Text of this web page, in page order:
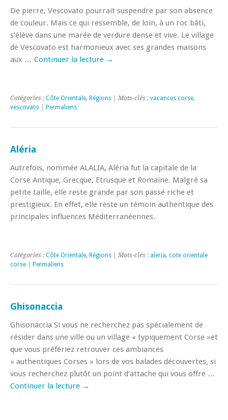
De pierre, Vescovato pourrait suspendre par son absence
de couleur. Mais ce qui ressemble, de loin, à un roc bâti,
s’élève dans une marée de verdure dense et vive. Le village
de Vescovato est harmonieux avec ses grandes maisons
aux … Continuer la lecture →
Catégories : Côte Orientale, Régions | Mots-clés : vacances corse,
vescovato
Permaliens
Aléria
Autrefois, nommée ALALIA, Aléria fut la capitale de la
Corse Antique, Grecque, Etrusque et Romaine. Malgré sa
petite taille, elle reste grande par son passé riche et
prestigieux. En effet, elle reste un témoin authentique des
principales influences Méditerranéennes.
Catégories : Côte Orientale, Régions | Mots-clés : aleria, cote orientale
corse
Permaliens
Ghisonaccia
Ghisonaccia Si vous ne recherchez pas spécialement de
résider dans une ville ou un village « typiquement Corse »et
que vous préfériez retrouver ces ambiances
« authentiques Corses » lors de vos balades découvertes, si
vous recherchez plutôt un point d’attache qui vous offre …
Continuer la lecture →